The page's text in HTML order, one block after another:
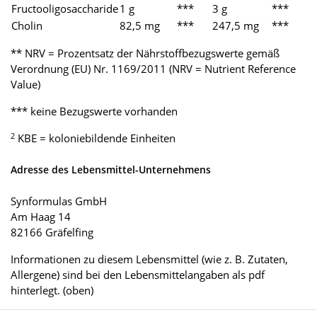
Fructooligosaccharide1 g *** 3 g
***
Cholin
82,5 mg *** 247,5 mg
***
** NRV = Prozentsatz der Nährstoffbezugswerte gemäß
Verordnung (EU) Nr. 1169/2011 (NRV = Nutrient Reference
Value)
*** keine Bezugswerte vorhanden
2 KBE = koloniebildende Einheiten
Adresse des Lebensmittel-Unternehmens
Synformulas GmbH
Am Haag 14
82166 Gräfelfing
Informationen zu diesem Lebensmittel (wie z. B. Zutaten,
Allergene) sind bei den Lebensmittelangaben als pdf
hinterlegt. (oben)